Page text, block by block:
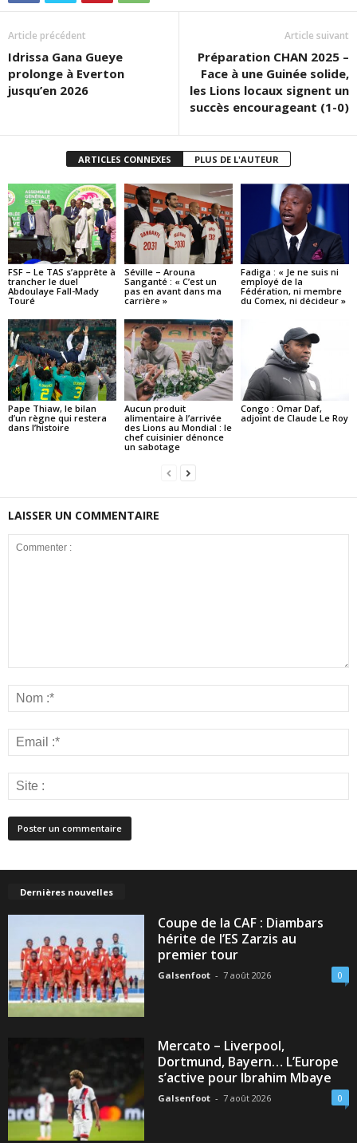
Article précédent
Idrissa Gana Gueye
prolonge à Everton
jusqu’en 2026
Article suivant
Préparation CHAN 2025 –
Face à une Guinée solide,
les Lions locaux signent un
succès encourageant (1-0)
ARTICLES CONNEXES PLUS DE L'AUTEUR
FSF – Le TAS s’apprête à
trancher le duel
Abdoulaye Fall-Mady
Touré
Séville – Arouna
Sanganté : « C’est un
pas en avant dans ma
carrière »
Fadiga : « Je ne suis ni
employé de la
Fédération, ni membre
du Comex, ni décideur »
Pape Thiaw, le bilan
d’un règne qui restera
dans l’histoire
Aucun produit
alimentaire à l’arrivée
des Lions au Mondial : le
chef cuisinier dénonce
un sabotage
Congo : Omar Daf,
adjoint de Claude Le Roy
LAISSER UN COMMENTAIRE
Dernières nouvelles
Coupe de la CAF : Diambars
hérite de l’ES Zarzis au
premier tour
Galsenfoot - 7 août 2026 0
Mercato – Liverpool,
Dortmund, Bayern… L’Europe
s’active pour Ibrahim Mbaye
Galsenfoot - 7 août 2026 0